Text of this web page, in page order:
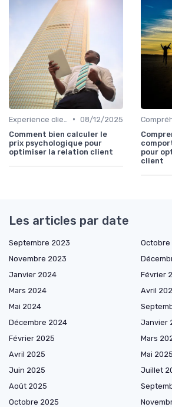
• 08/12/2025
Comment bien calculer le
prix psychologique pour
optimiser la relation client
pour
client
Les articles par date
Septembre 2023
Octobre
Novembre 2023
Janvier 2024
Février
Mars 2024
Avril
Mai 2024
Décembre 2024
Janvier
Février 2025
Mars
Avril 2025
Mai 2025
Juin 2025
Juillet
Août 2025
Octobre 2025